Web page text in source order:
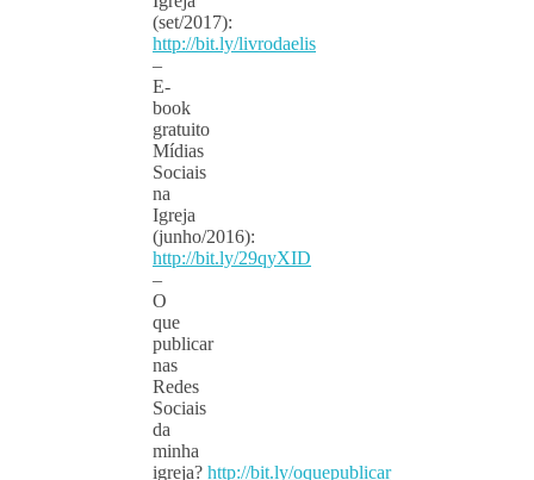
(set/2017):
http://bit.ly/livrodaelis
–
E-
book
gratuito
Mídias
Sociais
na
Igreja
(junho/2016):
http://bit.ly/29qyXID
–
O
que
publicar
nas
Redes
Sociais
da
minha
igreja? http://bit.ly/oquepublicar